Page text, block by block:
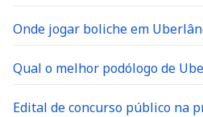
Onde jogar boliche em
Qual o melhor podólogo de
Edital de concurso público na